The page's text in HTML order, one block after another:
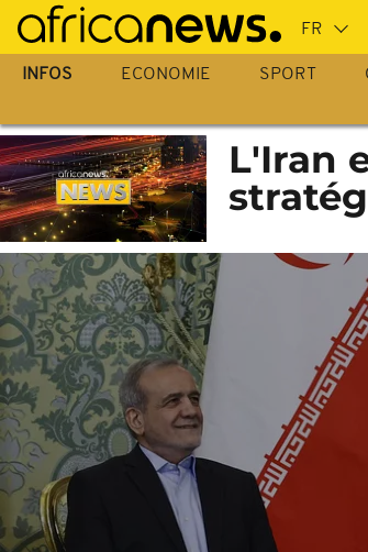
Passer
au
contenu
INFOS ECONOMIE SPORT
L'Iran